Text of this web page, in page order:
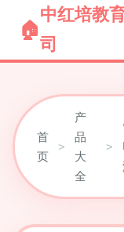
中红培教
司
首
页
>
产
品
大
全
>